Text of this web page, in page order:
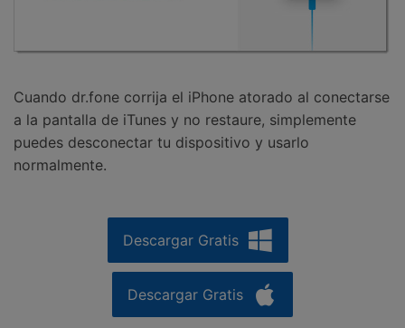
Cuando dr.fone corrija el iPhone atorado al conectarse
a la pantalla de iTunes y no restaure, simplemente
puedes desconectar tu dispositivo y usarlo
normalmente.
Descargar Gratis
Descargar Gratis